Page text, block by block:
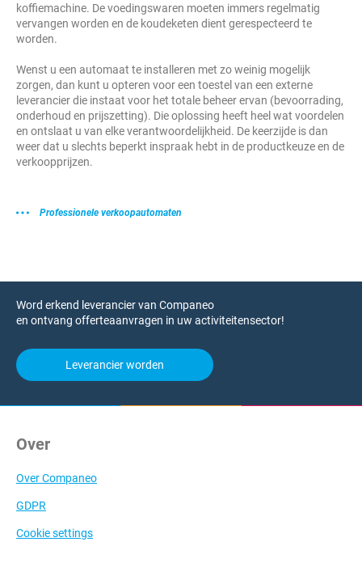
koffiemachine. De voedingswaren moeten immers regelmatig
vervangen worden en de koudeketen dient gerespecteerd te
worden.
Wenst u een automaat te installeren met zo weinig mogelijk
zorgen, dan kunt u opteren voor een toestel van een externe
leverancier die instaat voor het totale beheer ervan (bevoorrading,
onderhoud en prijszetting). Die oplossing heeft heel wat voordelen
en ontslaat u van elke verantwoordelijkheid. De keerzijde is dan
weer dat u slechts beperkt inspraak hebt in de productkeuze en de
verkoopprijzen.
Professionele verkoopautomaten
Word erkend leverancier van Companeo
en ontvang offerteaanvragen in uw activiteitensector!
Leverancier worden
Over
Over Companeo
GDPR
Cookie settings